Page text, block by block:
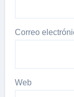
Correo
Web